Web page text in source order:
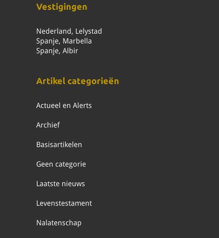
Vestigingen
Nederland, Lelystad
Spanje, Marbella
Spanje, Albir
Artikel categorieën
Actueel en Alerts
Archief
Basisartikelen
Geen categorie
Laatste nieuws
Levenstestament
Nalatenschap